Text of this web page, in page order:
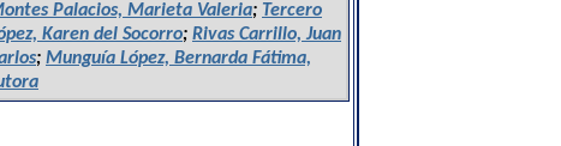
Palacios, Marieta Valeria; Tercero
Karen del Socorro; Rivas Carrillo, Juan
; Munguía López, Bernarda Fátima,